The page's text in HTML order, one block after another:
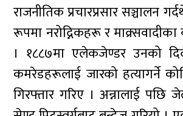
राजनीतिक प्रचारप्रसार सञ्चालन
रूपमा नरोद्निकहरू र
। १८८७मा एलेकजेण्डर उनको
कमरेडहरूलाई जारको हत्यागर्ने
गिरफ्तार गरिए । अन्नालाई पछि